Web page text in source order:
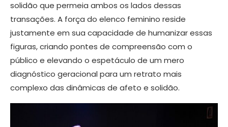
solidão que permeia ambos os lados dessas
transações. A força do elenco feminino reside
justamente em sua capacidade de humanizar essas
figuras, criando pontes de compreensão com o
público e elevando o espetáculo de um mero
diagnóstico geracional para um retrato mais
complexo das dinâmicas de afeto e solidão.